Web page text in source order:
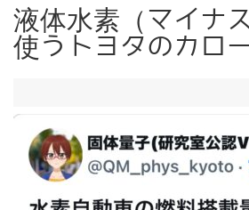
液体水素（マイナ
使うトヨタのカロ